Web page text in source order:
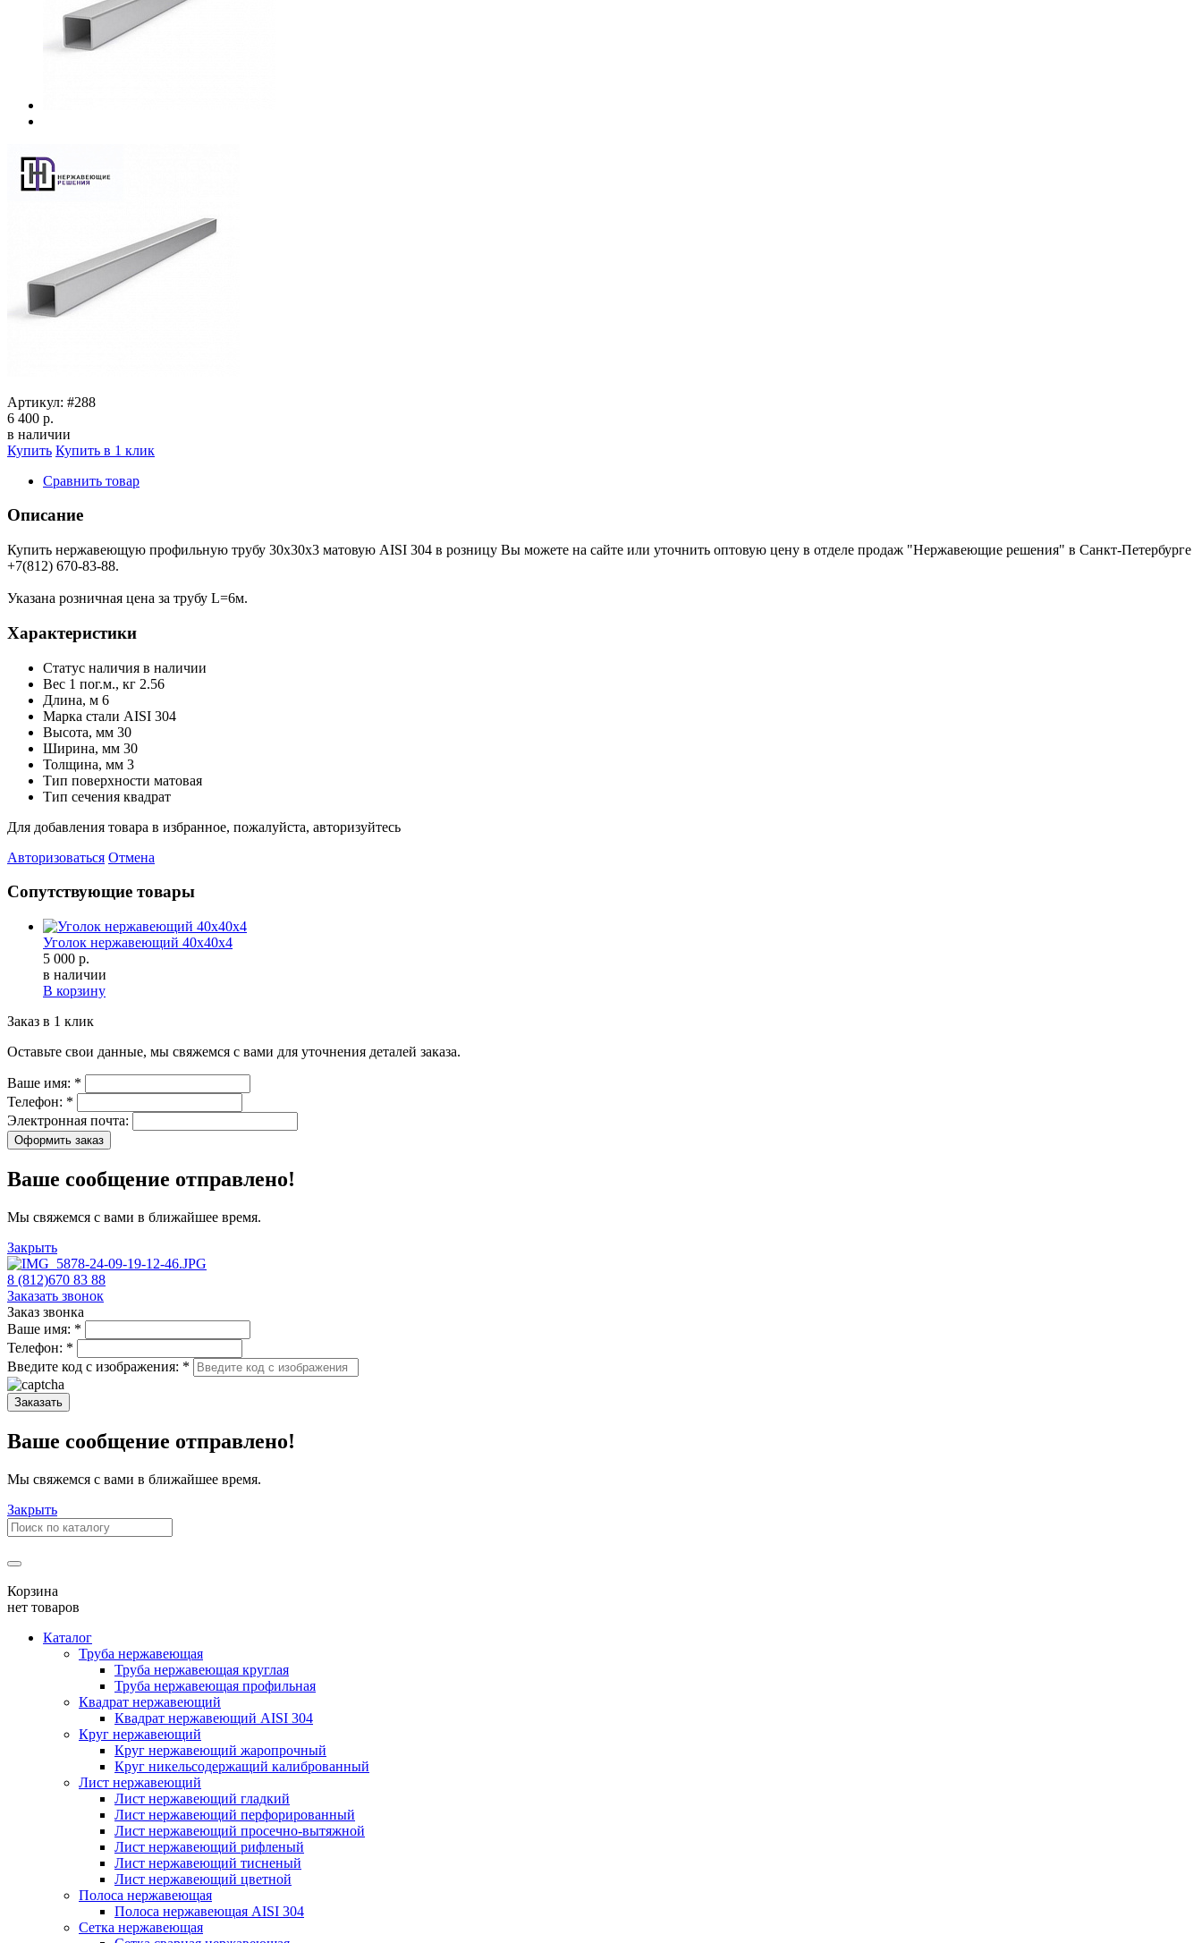
Артикул: #288
6 400 р.
в наличии
Купить Купить в 1 клик
Сравнить товар
Описание
Купить нержавеющую профильную трубу 30х30х3 матовую AISI 304 в розницу Вы можете на сайте или уточнить оптовую цену в отделе продаж "Нержавеющие решения" в Санкт-Петербурге
+7(812) 670-83-88.
Указана розничная цена за трубу L=6м.
Характеристики
Статус наличия в наличии
Вес 1 пог.м., кг 2.56
Длина, м 6
Марка стали AISI 304
Высота, мм 30
Ширина, мм 30
Толщина, мм 3
Тип поверхности матовая
Тип сечения квадрат
Для добавления товара в избранное, пожалуйста, авторизуйтесь
Авторизоваться Отмена
Сопутствующие товары
Уголок нержавеющий 40х40х4
5 000 р.
в наличии
В корзину
Заказ в 1 клик
Оставьте свои данные, мы свяжемся с вами для уточнения деталей заказа.
Ваше имя: *
Телефон: *
Электронная почта:
Оформить заказ
Ваше сообщение отправлено!
Мы свяжемся с вами в ближайшее время.
Закрыть
8 (812)670 83 88
Заказать звонок
Заказ звонка
Ваше имя: *
Телефон: *
Введите код с изображения: *
Заказать
Ваше сообщение отправлено!
Мы свяжемся с вами в ближайшее время.
Закрыть
Корзина
нет товаров
Каталог
Труба нержавеющая
Труба нержавеющая круглая
Труба нержавеющая профильная
Квадрат нержавеющий
Квадрат нержавеющий AISI 304
Круг нержавеющий
Круг нержавеющий жаропрочный
Круг никельсодержащий калиброванный
Лист нержавеющий
Лист нержавеющий гладкий
Лист нержавеющий перфорированный
Лист нержавеющий просечно-вытяжной
Лист нержавеющий рифленый
Лист нержавеющий тисненый
Лист нержавеющий цветной
Полоса нержавеющая
Полоса нержавеющая AISI 304
Сетка нержавеющая